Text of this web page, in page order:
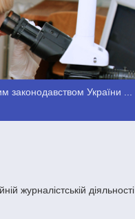
законодавством України ...
журналістській діяльності